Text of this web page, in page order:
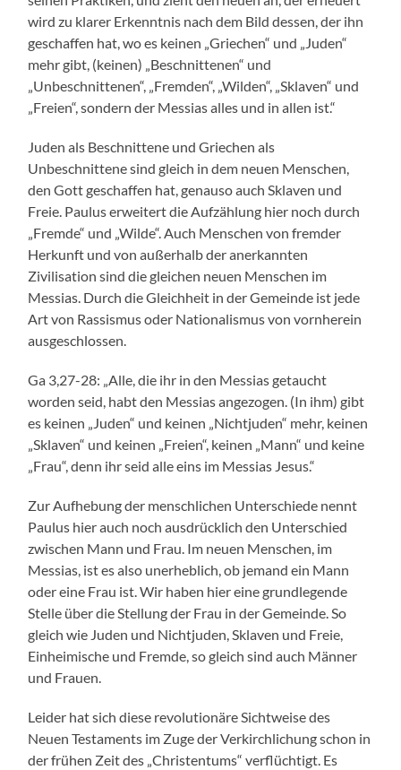
wird zu klarer Erkenntnis nach dem Bild dessen, der ihn
geschaffen hat, wo es keinen „Griechen“ und „Juden“
mehr gibt, (keinen) „Beschnittenen“ und
„Unbeschnittenen“, „Fremden“, „Wilden“, „Sklaven“ und
„Freien“, sondern der Messias alles und in allen ist.“
Juden als Beschnittene und Griechen als
Unbeschnittene sind gleich in dem neuen Menschen,
den Gott geschaffen hat, genauso auch Sklaven und
Freie. Paulus erweitert die Aufzählung hier noch durch
„Fremde“ und „Wilde“. Auch Menschen von fremder
Herkunft und von außerhalb der anerkannten
Zivilisation sind die gleichen neuen Menschen im
Messias. Durch die Gleichheit in der Gemeinde ist jede
Art von Rassismus oder Nationalismus von vornherein
ausgeschlossen.
Ga 3,27-28: „Alle, die ihr in den Messias getaucht
worden seid, habt den Messias angezogen. (In ihm) gibt
es keinen „Juden“ und keinen „Nichtjuden“ mehr, keinen
„Sklaven“ und keinen „Freien“, keinen „Mann“ und keine
„Frau“, denn ihr seid alle eins im Messias Jesus.“
Zur Aufhebung der menschlichen Unterschiede nennt
Paulus hier auch noch ausdrücklich den Unterschied
zwischen Mann und Frau. Im neuen Menschen, im
Messias, ist es also unerheblich, ob jemand ein Mann
oder eine Frau ist. Wir haben hier eine grundlegende
Stelle über die Stellung der Frau in der Gemeinde. So
gleich wie Juden und Nichtjuden, Sklaven und Freie,
Einheimische und Fremde, so gleich sind auch Männer
und Frauen.
Leider hat sich diese revolutionäre Sichtweise des
Neuen Testaments im Zuge der Verkirchlichung schon in
der frühen Zeit des „Christentums“ verflüchtigt. Es